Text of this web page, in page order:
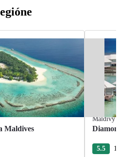
Maldives
Maldivy
5.5